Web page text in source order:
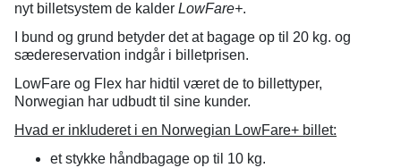
nyt billetsystem de kalder LowFare+.
I bund og grund betyder det at bagage op til 20 kg. og
sædereservation indgår i billetprisen.
LowFare og Flex har hidtil været de to billettyper,
Norwegian har udbudt til sine kunder.
Hvad er inkluderet i en Norwegian LowFare+ billet:
et stykke håndbagage op til 10 kg.